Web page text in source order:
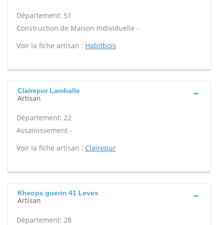
Département: 51
Construction de Maison Individuelle -
Voir la fiche artisan : Habitbois
Clairepur Lamballe
Artisan
Département: 22
Assainissement -
Voir la fiche artisan : Clairepur
Kheops guerin 41 Leves
Artisan
Département: 28